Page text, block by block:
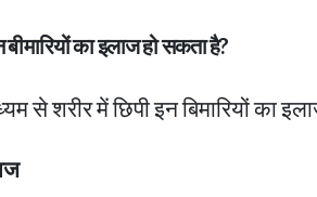
का इलाज हो सकता है?
से शरीर में छिपी इन बिमारियों का